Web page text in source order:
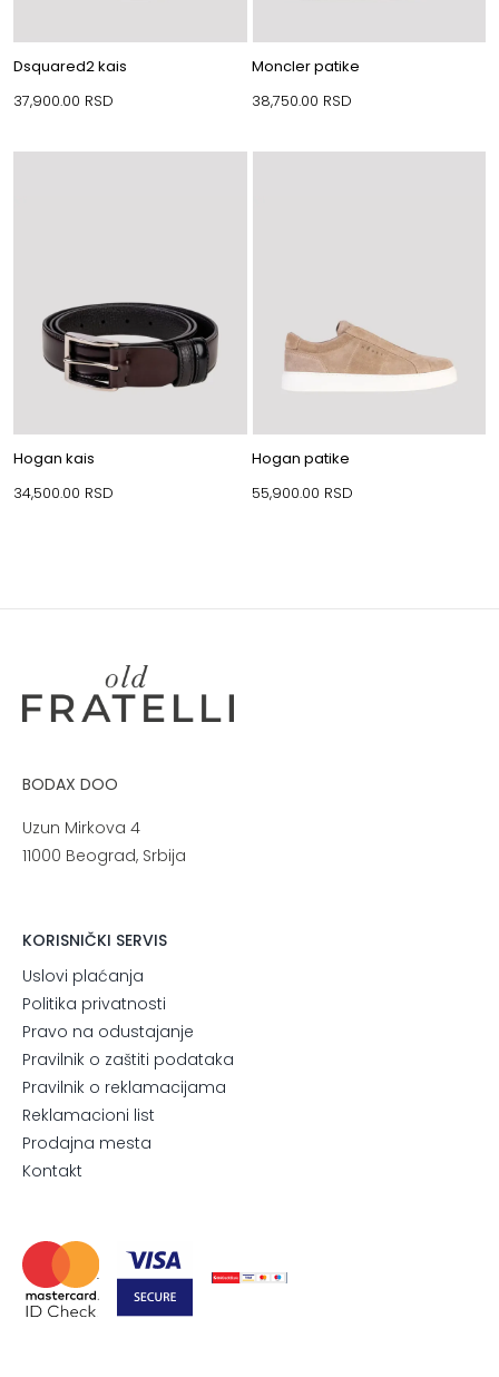
Dsquared2 kais
37,900.00 RSD
Moncler patike
38,750.00 RSD
Hogan kais
34,500.00 RSD
Hogan patike
55,900.00 RSD
BODAX DOO
Uzun Mirkova 4
11000 Beograd, Srbija
KORISNIČKI SERVIS
Uslovi plaćanja
Politika privatnosti
Pravo na odustajanje
Pravilnik o zaštiti podataka
Pravilnik o reklamacijama
Reklamacioni list
Prodajna mesta
Kontakt